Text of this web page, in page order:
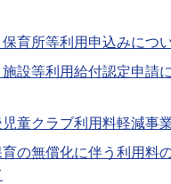
育所等利用申込みにつ
設等利用給付認定申請
童クラブ利用料軽減事
の無償化に伴う利用料